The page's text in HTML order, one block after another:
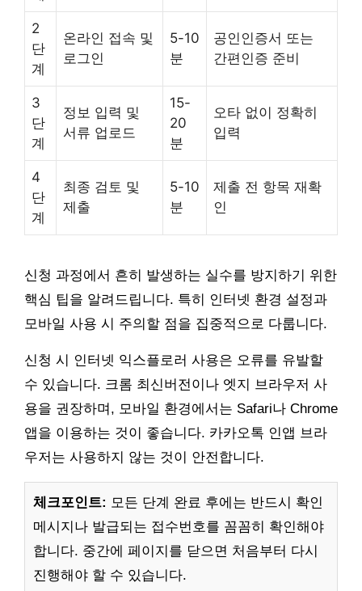
2
단
계
온라인 접속 및
로그인
5-10
분
공인인증서 또는
간편인증 준비
3
단
계
정보 입력 및
서류 업로드
15-
20
분
오타 없이 정확히
입력
4
단
계
최종 검토 및
제출
5-10
분
제출 전 항목 재확
인
신청 과정에서 흔히 발생하는 실수를 방지하기 위한
핵심 팁을 알려드립니다. 특히 인터넷 환경 설정과
모바일 사용 시 주의할 점을 집중적으로 다룹니다.
신청 시 인터넷 익스플로러 사용은 오류를 유발할
수 있습니다. 크롬 최신버전이나 엣지 브라우저 사
용을 권장하며, 모바일 환경에서는 Safari나 Chrome
앱을 이용하는 것이 좋습니다. 카카오톡 인앱 브라
우저는 사용하지 않는 것이 안전합니다.
체크포인트: 모든 단계 완료 후에는 반드시 확인
메시지나 발급되는 접수번호를 꼼꼼히 확인해야
합니다. 중간에 페이지를 닫으면 처음부터 다시
진행해야 할 수 있습니다.